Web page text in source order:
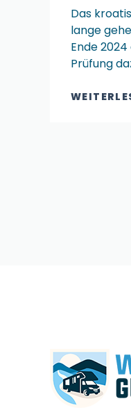
Das
lange
Ende
Prüfung